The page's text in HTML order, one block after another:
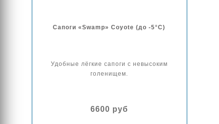
Сапоги «Swamp» Coyote (до -5°С)
Удобные лёгкие сапоги с невысоким
голенищем.
6600 руб